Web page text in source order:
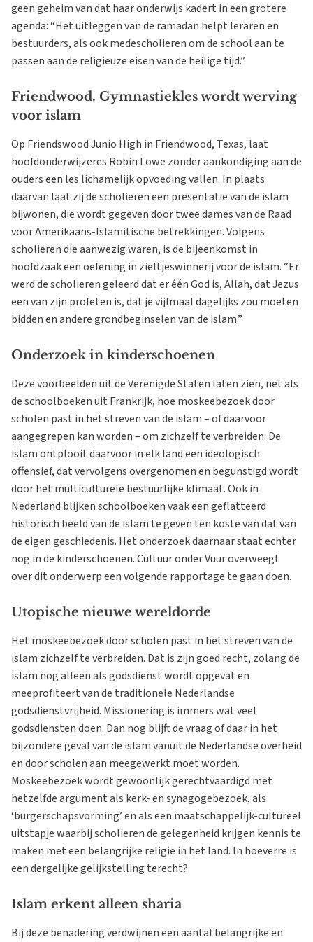
geen geheim van dat haar onderwijs kadert in een grotere
agenda: “Het uitleggen van de ramadan helpt leraren en
bestuurders, als ook medescholieren om de school aan te
passen aan de religieuze eisen van de heilige tijd.”
Friendwood. Gymnastiekles wordt werving
voor islam
Op Friendswood Junio High in Friendwood, Texas, laat
hoofdonderwijzeres Robin Lowe zonder aankondiging aan de
ouders een les lichamelijk opvoeding vallen. In plaats
daarvan laat zij de scholieren een presentatie van de islam
bijwonen, die wordt gegeven door twee dames van de Raad
voor Amerikaans-Islamitische betrekkingen. Volgens
scholieren die aanwezig waren, is de bijeenkomst in
hoofdzaak een oefening in zieltjeswinnerij voor de islam. “Er
werd de scholieren geleerd dat er één God is, Allah, dat Jezus
een van zijn profeten is, dat je vijfmaal dagelijks zou moeten
bidden en andere grondbeginselen van de islam.”
Onderzoek in kinderschoenen
Deze voorbeelden uit de Verenigde Staten laten zien, net als
de schoolboeken uit Frankrijk, hoe moskeebezoek door
scholen past in het streven van de islam – of daarvoor
aangegrepen kan worden – om zichzelf te verbreiden. De
islam ontplooit daarvoor in elk land een ideologisch
offensief, dat vervolgens overgenomen en begunstigd wordt
door het multiculturele bestuurlijke klimaat. Ook in
Nederland blijken schoolboeken vaak een geflatteerd
historisch beeld van de islam te geven ten koste van dat van
de eigen geschiedenis. Het onderzoek daarnaar staat echter
nog in de kinderschoenen. Cultuur onder Vuur overweegt
over dit onderwerp een volgende rapportage te gaan doen.
Utopische nieuwe wereldorde
Het moskeebezoek door scholen past in het streven van de
islam zichzelf te verbreiden. Dat is zijn goed recht, zolang de
islam nog alleen als godsdienst wordt opgevat en
meeprofiteert van de traditionele Nederlandse
godsdienstvrijheid. Missionering is immers wat veel
godsdiensten doen. Dan nog blijft de vraag of daar in het
bijzondere geval van de islam vanuit de Nederlandse overheid
en door scholen aan meegewerkt moet worden.
Moskeebezoek wordt gewoonlijk gerechtvaardigd met
hetzelfde argument als kerk- en synagogebezoek, als
‘burgerschapsvorming’ en als een maatschappelijk-cultureel
uitstapje waarbij scholieren de gelegenheid krijgen kennis te
maken met een belangrijke religie in het land. In hoeverre is
een dergelijke gelijkstelling terecht?
Islam erkent alleen sharia
Bij deze benadering verdwijnen een aantal belangrijke en